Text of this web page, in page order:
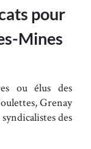
pour
Mines
ou élus des
Grenay
des